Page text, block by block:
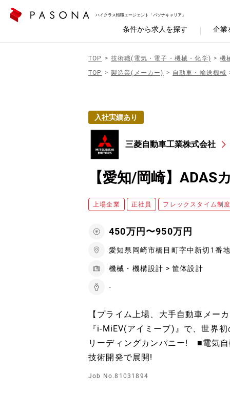
ハイクラス転職エージェント「パソナキャリア」
条件から求人を探す 企業
TOP 技術職(電気・電子・機械・化学)
機
TOP
製造業(メーカー) 自動車・輸送機械
入社実績あり
三菱自動車工業株式会社
【愛知/岡崎】
上場企業 正社員 フレックスタイム制
450万円〜950万円
愛知県岡崎市橋目町字中新切1番
機械・機構設計 > 筐体設計
-
【プライム上場、大手自動車メー
『i-MiEV(アイミーブ)』で、世界
リーディングカンパニー! ■電気
技術開発で展開!
Job No.81031894